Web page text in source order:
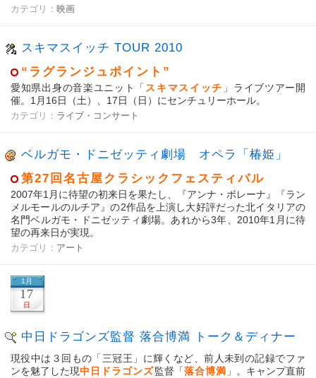
カテゴリ： 映画
スキマスイッチ TOUR 2010
“ラグランジュポイント”
愛知県出身の音楽ユニット「 スキマスイッチ 」ライブツアー開
催。1月16日（土）、17日（日）にセンチュリーホール。
カテゴリ： ライブ・コンサート
ベルガモ・ドニゼッティ劇場 オペラ「椿姫」
第27回名古屋クラシックフェスティバル
2007年1月に待望の初来日を果たし、『アンナ・ボレーナ』『ラン
メルモールのルチア』の2作品を上演し大好評だった北イタリアの
名門ベルガモ・ドニゼッティ劇場。あれから3年、2010年1月に待
望の再来日が実現。
カテゴリ： アート
1月
17
日
中日ドラゴンズ監督 落合博満 トーク＆ディナー
現役中は３回もの「三冠王」に輝くなど、前人未到の記録でファ
ンを魅了した現中日ドラゴンズ監督「落合博満 」。キャンプ直前